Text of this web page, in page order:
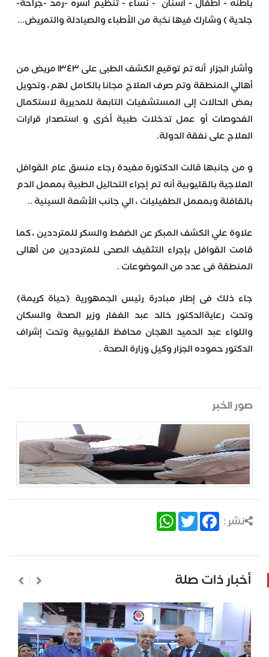
باطنه - اطفال - اسنان - نساء - تنظيم اسره -رمد -جراحة-
جلدية ) وشارك فيها نخبة من الأطباء والصيادلة والتمريض...
وأشار الجزار أنه تم توقيع الكشف الطبى على ١٣٤٣ مريض من
أهالي المنطقة وتم صرف العلاج مجانا بالكامل لهم، وتحويل
بعض الحالات إلى المستشفيات التابعة للمديرية لاستكمال
الفحوصات أو عمل تدخلات طبية أخرى و استصدار قرارات
العلاج على نفقة الدولة.
و من جانبها قالت الدكتورة مفيدة رجاء منسق عام القوافل
العلاجية بالقليوبية أنه تم إجراء التحاليل الطبية بمعمل الدم
بالقافلة وبمعمل الطفيليات ، الي جانب الأشعة السينية ..
علاوة علي الكشف المبكر عن الضغط والسكر للمترددين ، كما
قامت القوافل بإجراء التثقيف الصحى للمترددين من أهالى
المنطقة فى عدد من الموضوعات .
جاء ذلك فى إطار مبادرة رئيس الجمهورية {حياة كريمة}
وتحت رعايةالدكتور خالد عبد الغفار وزير الصحة والسكان
واللواء عبد الحميد الهجان محافظ القليوبية وتحت إشراف
الدكتور حموده الجزار وكيل وزارة الصحة .
صور الخبر
نشر : Facebook
Twitter
WhatsApp
أخبار ذات صلة